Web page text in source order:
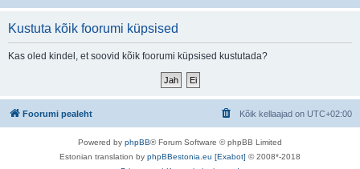
Kustuta kõik foorumi küpsised
Kas oled kindel, et soovid kõik foorumi küpsised kustutada?
Foorumi pealeht Kõik kellaajad on UTC+02:00
Powered by phpBB® Forum Software © phpBB Limited
Estonian translation by phpBBestonia.eu [Exabot] © 2008*-2018